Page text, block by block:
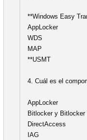
**Windows Easy
AppLocker
WDS
MAP
**USMT
4. Cuál es el
AppLocker
Bitlocker y Bitlocker
DirectAccess
IAG